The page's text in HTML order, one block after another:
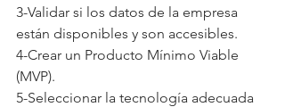
3-Validar si los datos de la empresa
están disponibles y son accesibles.
4-Crear un Producto Mínimo Viable
(MVP).
5-Seleccionar la tecnología adecuada